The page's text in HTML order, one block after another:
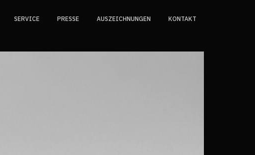
SERVICE PRESSE AUSZEICHNUNGEN KONTAKT